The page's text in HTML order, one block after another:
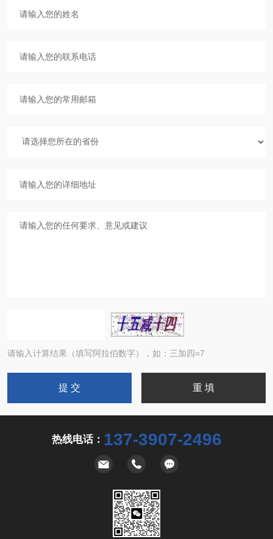
请输入计算结果（填写阿拉伯数字），如：三加四=7
热线电话： 137-3907-2496